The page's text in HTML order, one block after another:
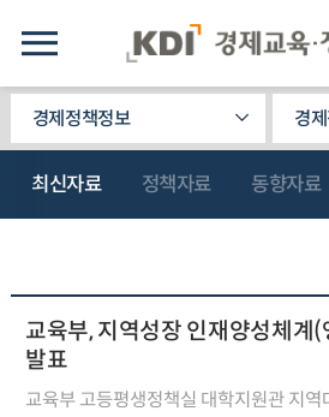
경제정책정보 경
최신자료 정책자료 동향자료
교육부, 지역성장 인재양성체계
발표
교육부 고등평생정책실 대학지원관 지역